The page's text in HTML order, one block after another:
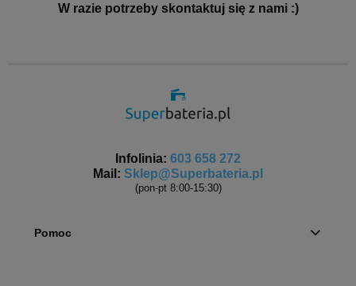
W razie potrzeby skontaktuj się z nami :)
Infolinia: 603 658 272
Mail: Sklep@Superbateria.pl
(pon-pt 8:00-15:30)
Pomoc